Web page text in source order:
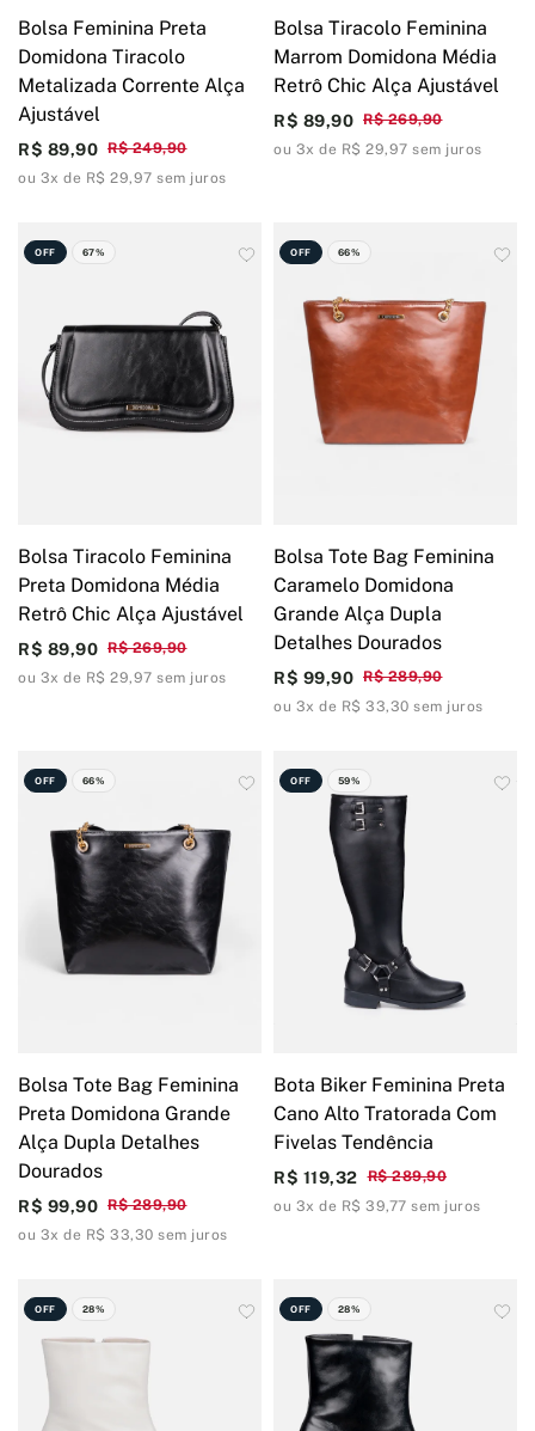
Bolsa Feminina Preta
Domidona Tiracolo
Metalizada Corrente Alça
Ajustável
R$ 249,90
R$ 89,90
ou 3x de R$ 29,97 sem juros
Bolsa Tiracolo Feminina
Marrom Domidona Média
Retrô Chic Alça Ajustável
R$ 269,90
R$ 89,90
ou 3x de R$ 29,97 sem juros
OFF 67%
Bolsa Tiracolo Feminina
Preta Domidona Média
Retrô Chic Alça Ajustável
R$ 269,90
R$ 89,90
ou 3x de R$ 29,97 sem juros
OFF 66%
Bolsa Tote Bag Feminina
Caramelo Domidona
Grande Alça Dupla
Detalhes Dourados
R$ 289,90
R$ 99,90
ou 3x de R$ 33,30 sem juros
OFF 66%
Bolsa Tote Bag Feminina
Preta Domidona Grande
Alça Dupla Detalhes
Dourados
R$ 289,90
R$ 99,90
ou 3x de R$ 33,30 sem juros
OFF 59%
Bota Biker Feminina Preta
Cano Alto Tratorada Com
Fivelas Tendência
R$ 289,90
R$ 119,32
ou 3x de R$ 39,77 sem juros
OFF 28% OFF 28%